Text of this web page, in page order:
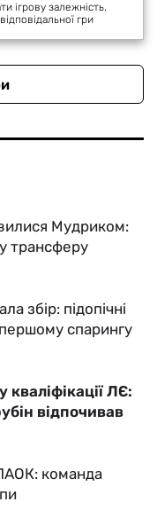
ігрову залежність.
гри
Мудриком:
трансферу
збір: підопічні
спарингу
ЛЄ:
відпочивав
команда